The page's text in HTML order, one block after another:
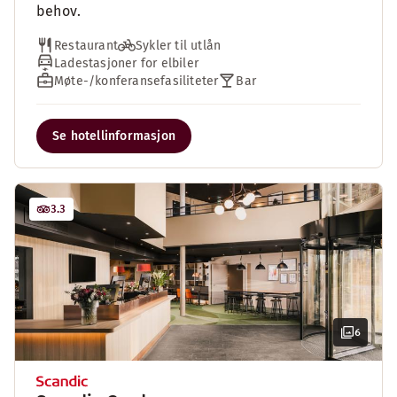
behov.
Restaurant
Sykler til utlån
Ladestasjoner for elbiler
Møte-/konferansefasiliteter
Bar
Se hotellinformasjon
6
3.3